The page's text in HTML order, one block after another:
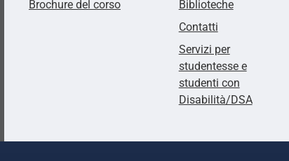
Brochure del corso
Biblioteche
Contatti
Servizi per
studentesse e
studenti con
Disabilità/DSA